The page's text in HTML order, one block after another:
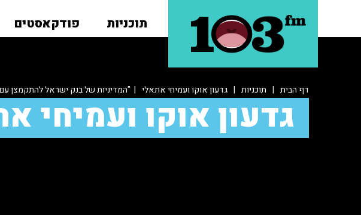
תוכניות פודקאסטים
דף הבית | תוכניות | גדעון אוקו ועמיחי אתאלי | "המדיניות של בנק ישראל להתקמצן
גדעון אוקו ועמיחי